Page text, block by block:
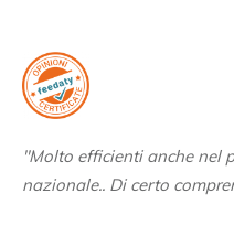
"Molto efficienti anche nel
nazionale.. Di certo